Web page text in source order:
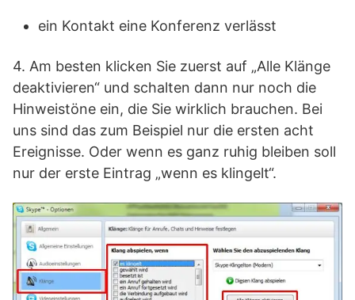
ein Kontakt eine Konferenz verlässt
4. Am besten klicken Sie zuerst auf „Alle Klänge
deaktivieren“ und schalten dann nur noch die
Hinweistöne ein, die Sie wirklich brauchen. Bei
uns sind das zum Beispiel nur die ersten acht
Ereignisse. Oder wenn es ganz ruhig bleiben soll
nur der erste Eintrag „wenn es klingelt“.